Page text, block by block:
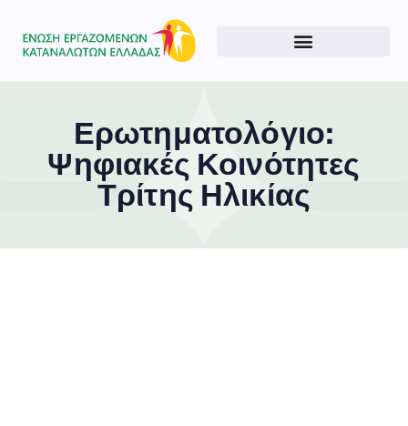
Ερωτηματολόγιο:
Ψηφιακές Κοινότητες
Τρίτης Ηλικίας